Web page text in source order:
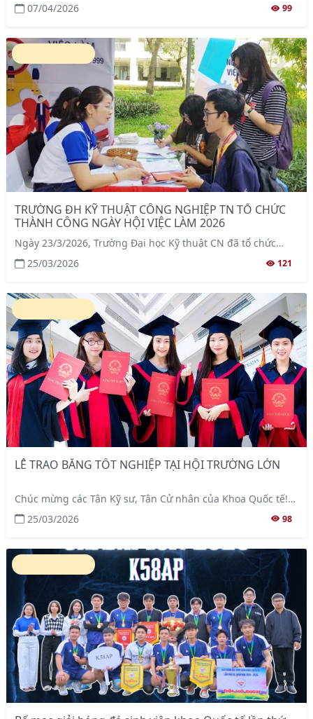
07/04/2026 99
TRƯỜNG ĐH KỸ THUẬT CÔNG NGHIỆP TN TỔ CHỨC
THÀNH CÔNG NGÀY HỘI VIỆC LÀM 2026
Ngày 23/3/2026, Trường Đại học Kỹ thuật CN đã tổ chức
thành công Ngày hội Việc làm 2026, thu hút sự tham gia
của hơn 50 doanh nghiệp trong và ngoài nước cùng hàng
25/03/2026 121
LỄ TRAO BẰNG TỐT NGHIỆP TẠI HỘI TRƯỜNG LỚN
Chúc mừng các Tân Kỹ sư, Tân Cử nhân của Khoa Quốc tế!
💙 25/03/2026 98